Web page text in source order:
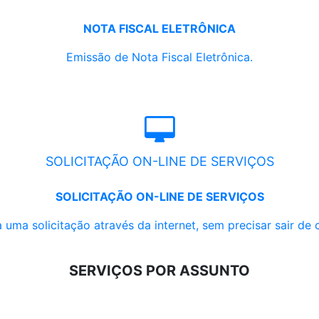
NOTA FISCAL ELETRÔNICA
Emissão de Nota Fiscal Eletrônica.
SOLICITAÇÃO ON-LINE DE SERVIÇOS
SOLICITAÇÃO ON-LINE DE SERVIÇOS
uma solicitação através da internet, sem precisar sair de
SERVIÇOS POR ASSUNTO